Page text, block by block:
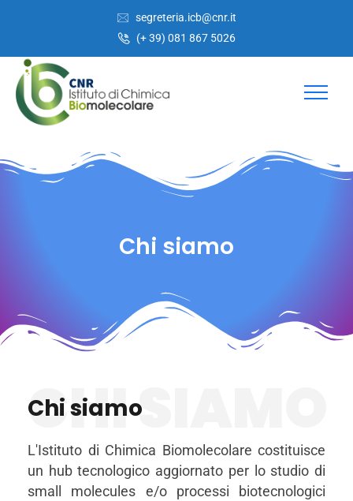
segreteria.icb@cnr.it
(+ 39) 081 867 5026
Chi siamo
CHI SIAMO
Chi siamo
L'Istituto di Chimica Biomolecolare costituisce
un hub tecnologico aggiornato per lo studio di
small molecules e/o processi biotecnologici